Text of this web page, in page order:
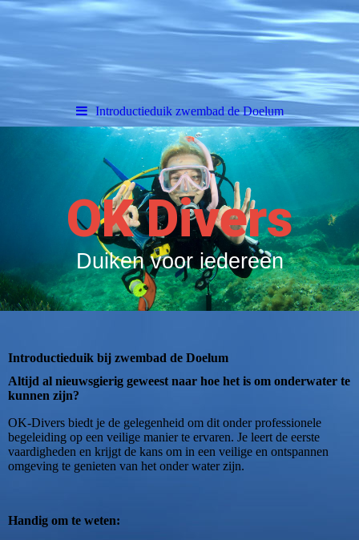
Introductieduik zwembad de Doelum
OK Divers
Duiken voor iedereen
Introductieduik bij zwembad de Doelum
Altijd al nieuwsgierig geweest naar hoe het is om onderwater te
kunnen zijn?
OK-Divers biedt je de gelegenheid om dit onder professionele
begeleiding op een veilige manier te ervaren. Je leert de eerste
vaardigheden en krijgt de kans om in een veilige en ontspannen
omgeving te genieten van het onder water zijn.
Handig om te weten: